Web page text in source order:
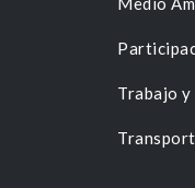
Trabajo y